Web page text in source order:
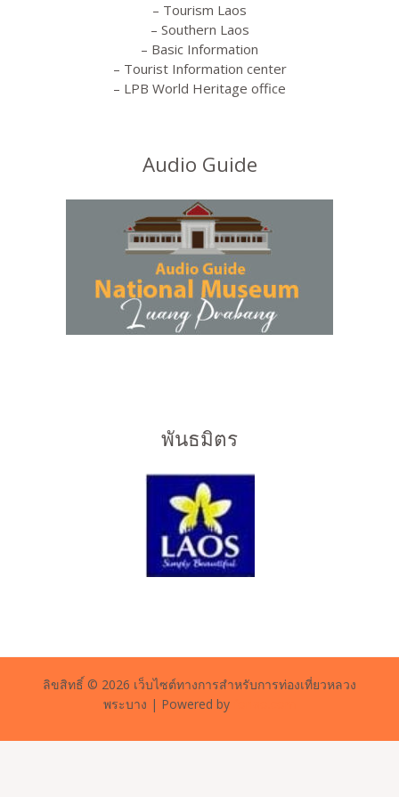
– Tourism Laos
– Southern Laos
– Basic Information
– Tourist Information center
– LPB World Heritage office
Audio Guide
พันธมิตร
ลิขสิทธิ์ © 2026 เว็บไซต์ทางการสำหรับการท่องเที่ยวหลวง
พระบาง | Powered by